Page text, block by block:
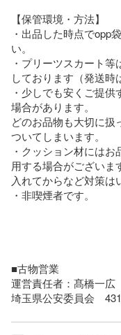
【保管環境・方法】
・出品した時点でopp
い。
・プリーツスカート
しております（発送時
・少しでも安くご提
場合があります。
どのお品物も大切に扱
ついてしまいます。
・クッション材には
用する場合がございま
入れてからなど対策は
・非喫煙者です。
■古物営業
運営責任者：髙橋一広
埼玉県公安委員会　